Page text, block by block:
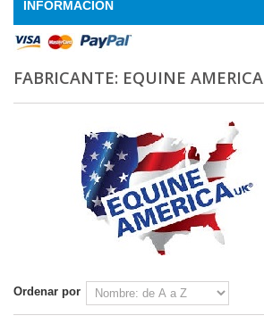
INFORMACIÓN
FABRICANTE: EQUINE AMERICA
Ordenar por